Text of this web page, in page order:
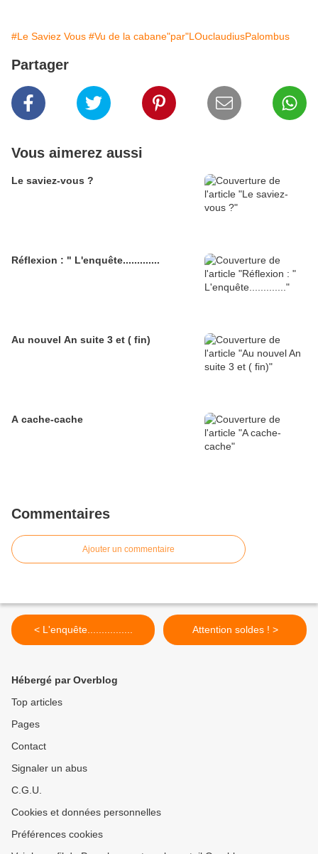
#Le Saviez Vous #Vu de la cabane"par"LOuclaudiusPalombus
Partager
Vous aimerez aussi
Le saviez-vous ?
Réflexion : " L'enquête.............
Au nouvel An suite 3 et ( fin)
A cache-cache
Commentaires
Ajouter un commentaire
< L'enquête................ Attention soldes ! >
Hébergé par Overblog
Top articles
Pages
Contact
Signaler un abus
C.G.U.
Cookies et données personnelles
Préférences cookies